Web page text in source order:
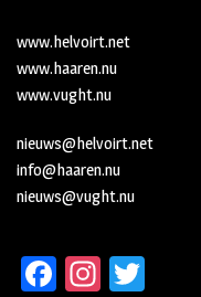
www.helvoirt.net
www.haaren.nu
www.vught.nu
nieuws@helvoirt.net
info@haaren.nu
nieuws@vught.nu
Fa In